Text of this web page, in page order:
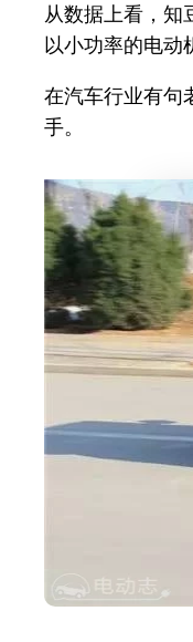
从数据上看，知
以小功率的电动
在汽车行业有句
手。